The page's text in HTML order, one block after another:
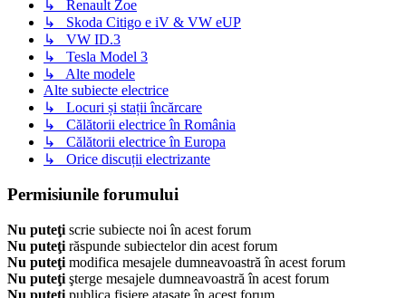
↳ Renault Zoe
↳ Skoda Citigo e iV & VW eUP
↳ VW ID.3
↳ Tesla Model 3
↳ Alte modele
Alte subiecte electrice
↳ Locuri și stații încărcare
↳ Călătorii electrice în România
↳ Călătorii electrice în Europa
↳ Orice discuții electrizante
Permisiunile forumului
Nu puteţi scrie subiecte noi în acest forum
Nu puteţi răspunde subiectelor din acest forum
Nu puteţi modifica mesajele dumneavoastră în acest forum
Nu puteţi şterge mesajele dumneavoastră în acest forum
Nu puteţi publica fişiere ataşate în acest forum